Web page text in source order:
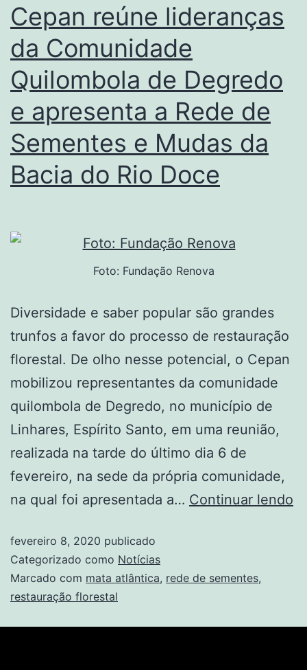
Cepan reúne lideranças
da Comunidade
Quilombola de Degredo
e apresenta a Rede de
Sementes e Mudas da
Bacia do Rio Doce
Foto: Fundação Renova
Diversidade e saber popular são grandes
trunfos a favor do processo de restauração
florestal. De olho nesse potencial, o Cepan
mobilizou representantes da comunidade
quilombola de Degredo, no município de
Linhares, Espírito Santo, em uma reunião,
realizada na tarde do último dia 6 de
fevereiro, na sede da própria comunidade,
na qual foi apresentada a… Continuar lendo
fevereiro 8, 2020 publicado
Categorizado como Notícias
Marcado com mata atlântica, rede de sementes,
restauração florestal